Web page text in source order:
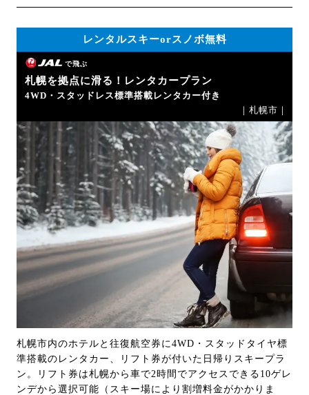
レンタルスキーorスノボ無料
で飛ぶ
札幌を拠点に滑る！レンタカープラン
4WD・スタッドレス標準搭載レンタカー付き
｜札幌市｜
札幌市内のホテルと往復航空券に4WD・スタッドタイヤ標
準搭載のレンタカー、リフト券が付いた日帰りスキープラ
ン。リフト券は札幌から車で2時間でアクセスできる10ゲレ
ンデから選択可能（スキー場により割増料金がかかりま